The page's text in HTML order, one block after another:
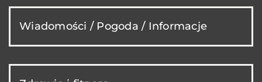
Wiadomości / Pogoda / Informacje